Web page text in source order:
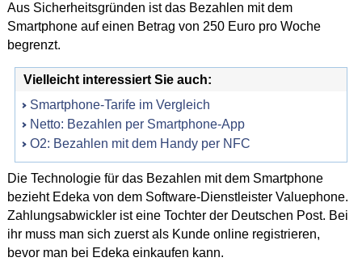
Aus Sicherheitsgründen ist das Bezahlen mit dem
Smartphone auf einen Betrag von 250 Euro pro Woche
begrenzt.
Vielleicht interessiert Sie auch:
Smartphone-Tarife im Vergleich
Netto: Bezahlen per Smartphone-App
O2: Bezahlen mit dem Handy per NFC
Die Technologie für das Bezahlen mit dem Smartphone
bezieht Edeka von dem Software-Dienstleister Valuephone.
Zahlungsabwickler ist eine Tochter der Deutschen Post. Bei
ihr muss man sich zuerst als Kunde online registrieren,
bevor man bei Edeka einkaufen kann.